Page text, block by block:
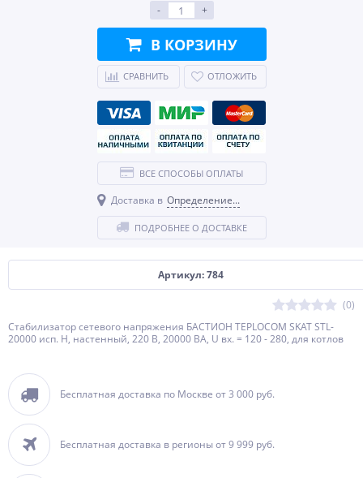
Артикул: 784
(0)
Стабилизатор сетевого напряжения БАСТИОН TEPLOCOM SKAT STL-
20000 исп. Н, настенный, 220 В, 20000 ВА, U вх. = 120 - 280, для котлов
Бесплатная доставка по Москве от 3 000 руб.
Бесплатная доставка в регионы от 9 999 руб.
- +
В КОРЗИНУ
СРАВНИТЬ ОТЛОЖИТЬ
ВСЕ СПОСОБЫ ОПЛАТЫ
Доставка в Определение...
ПОДРОБНЕЕ О ДОСТАВКЕ